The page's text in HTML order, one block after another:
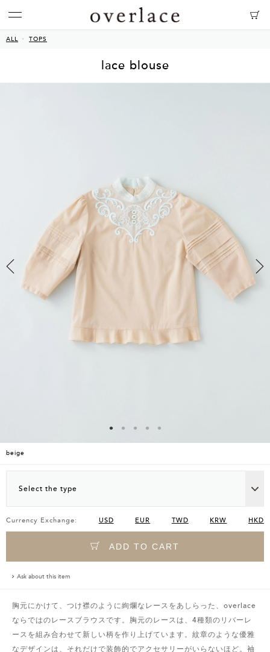
ALL TOPS
lace blouse
beige
Select the type
Currency Exchange: USD EUR TWD KRW HKD
ADD TO CART
Ask about this item
胸元にかけて、つけ襟のように絢爛なレースをあしらった、overlace
ならではのレースブラウスです。胸元のレースは、4種類のリバーレ
ースを組み合わせて新しい柄を作り上げています。紋章のような優雅
なデザインは、それだけで装飾的でアクセサリーがいらないほど。袖